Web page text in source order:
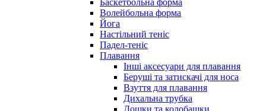
Баскетбольна форма
Волейбольна форма
Йога
Настільний теніс
Падел-теніс
Плавання
Інші аксесуари для плавання
Беруші та затискачі для носа
Взуття для плавання
Дихальна трубка